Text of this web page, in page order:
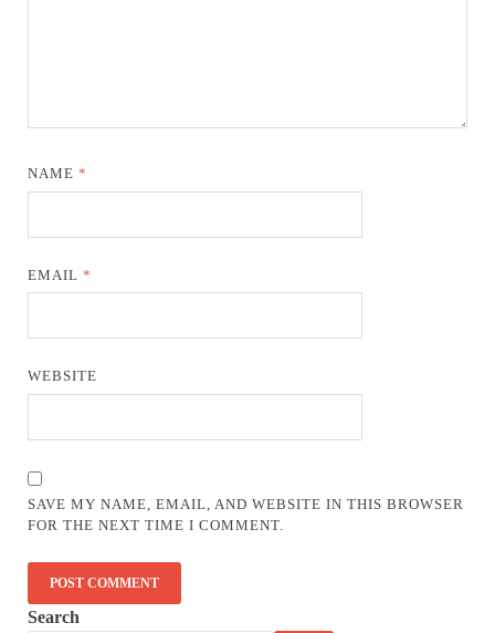
NAME*
EMAIL*
WEBSITE
SAVE MY NAME, EMAIL, AND WEBSITE IN THIS BROWSER
FOR THE NEXT TIME I COMMENT.
Search